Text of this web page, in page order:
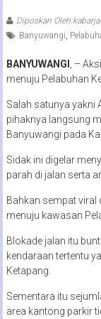
Diposkan
Banyuwangi,
BANYUWANGI
, –
menuju Pelabuhan
Salah satunya yakni
pihaknya langsung
Banyuwangi pada
Sidak ini digelar
parah di jalan serta
Bahkan sempat viral
menuju kawasan
Blokade jalan itu
kendaraan tertentu
Ketapang.
Sementara itu
area kantong parkir